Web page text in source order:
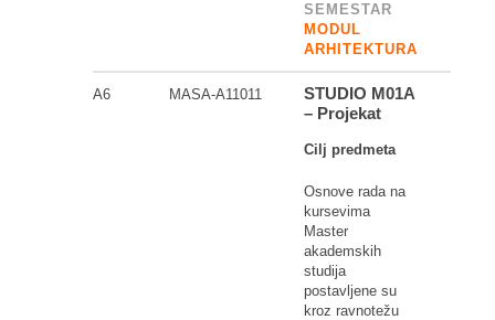
SEMESTAR
MODUL
ARHITEKTURA
A6 MASA-A11011
STUDIO M01A
– Projekat
Cilj predmeta
Osnove rada na
kursevima
Master
akademskih
studija
postavljene su
kroz ravnotežu